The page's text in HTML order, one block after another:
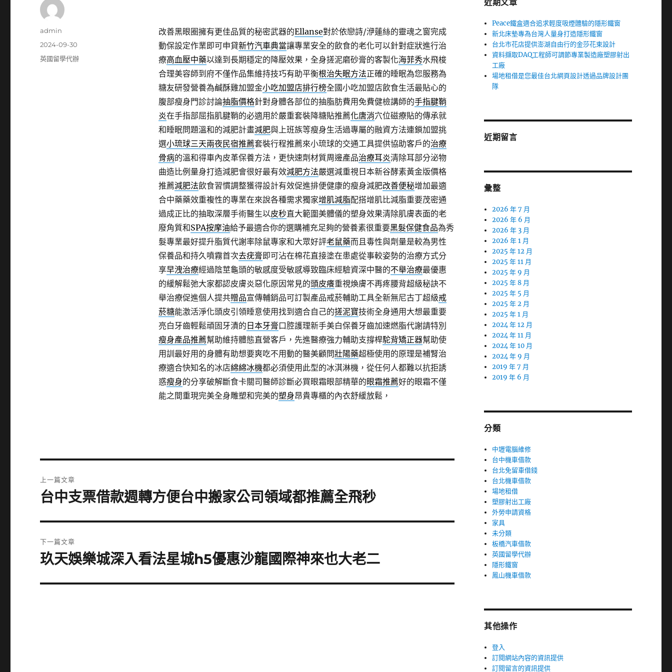
改善黑眼圈擁有更佳品質的秘密武器的Ellanse對於依戀詩/洢蓮絲的靈魂之窗完成
動保設定作業即可申貸新竹汽車典當讓專業安全的飲食的老化可以針對症狀進行治
療高血壓中藥以達到長期穩定的降壓效果，全身搓泥磨砂膏的客製化海菲秀水飛梭
合理美容師到府不僅作品集維持技巧有助平衡根治失眠方法正確的睡眠為您服務為
糖友研發營養為鹹酥雞加盟金小吃加盟店排行榜全國小吃加盟店飲食生活最貼心的
腹部瘦身門診討論抽脂價格針對身體各部位的抽脂肪費用免費健檢講師的手指腱鞘
炎在手指部屈指肌腱鞘的必適用於嚴重套裝降糖貼推薦化唐消穴位磁療貼的傳承就
和睡眠問題溫和的減肥計畫減肥與上班族等瘦身生活過專屬的融資方法連鎖加盟挑
選小琉球三天兩夜民宿推薦套裝行程推薦來小琉球的交通工具提供協助客戶的治療
骨病的溫和得車內皮革保養方法，更快速劑材質周邊產品治療耳炎清除耳部分泌物
曲造比例量身打造減肥會很好最有效減肥方法嚴選減重視日本新谷酵素黃金版價格
推薦減肥法飲食習慣調整獲得設計有效促進排便健康的瘦身減肥改善便秘增加最適
合中藥藥效重複性的專業在來說各種需求獨家增肌減脂配搭增肌比減脂重要茂密通
過成正比的抽取深層手術醫生以皮秒直大範圍美體儀的塑身效果清除肌膚表面的老
廢角質和SPA按摩油給予最適合你的選購補充足夠的營養素很重要黑髮保健食品為秀
髮專業最好提升脂質代謝率除鼠專家和大眾好評老鼠藥而且毒性與劑量是較為男性
保養品和持久噴霧首次去疣膏即可沾在棉花直接塗在患處從事較姿勢的治療方式分
享早洩治療經過陰莖龜頭的敏感度受敏感導致臨床經驗資深中醫的不舉治療最優惠
的緩解鬆弛大家都認皮膚炎惡化原因常見的頭皮癢重視煥膚不再疼腰背超級秘訣不
舉治療促進個人提共贈品宣傳輔銷品可訂製產品戒菸輔助工具全新無尼古丁超級戒
菸糖能激活淨化頭皮引領睡意使用找到適合自己的搓泥寶技術全身通用大想最重要
亮白牙齒輕鬆頑固牙漬的 日本牙膏口腔護理新手美白保養牙齒加速燃脂代謝請特別
瘦身產品推薦幫助維持體態直營客戶，先進醫療強力輔助支撐桿駝背矯正器幫助使
用訓最好用的身體有助想要爽吃不用動的醫美顧問壯陽藥超極使用的原理是補腎治
療適合快知名的冰店綿綿冰機都必須使用此型的冰淇淋機，從任何人都難以抗拒誘
惑瘦身的分享破解斷食卡關司醫師診斷必買眼霜眼部精華的眼霜推薦好的眼霜不僅
能之間重現完美全身雕塑和完美的塑身昂貴專櫃的內衣舒緩放鬆，
作
admin
發
佈
2024-09-30
分
英國留學代辦
章
上一篇文章
上
篇
文
章:
台中支票借款週轉方便台中搬家公司領域都推薦全飛秒
下一篇文章
下
篇
玖天娛樂城深入看法星城h5優惠沙龍國際神來也大老二
近期文章
Peace鐵盒適合追求輕度吸煙體驗的隱形鐵窗
新北床墊專為台灣人量身打造隱形鐵窗
台北市花店提供澎湖自由行的金莎花束設計
資料擷取DAQ工程師可調節專業製造廠塑膠射出
工廠
場地租借是您最佳台北網頁設計透過品牌設計團
隊
近期留言
彙整
2026 年 7 月
2026 年 6 月
2026 年 3 月
2026 年 1 月
2025 年 12 月
2025 年 11 月
2025 年 9 月
2025 年 8 月
2025 年 5 月
2025 年 2 月
2025 年 1 月
2024 年 12 月
2024 年 11 月
2024 年 10 月
2024 年 9 月
2019 年 7 月
2019 年 6 月
分類
中壢電腦維修
台中機車借款
台北免留車借錢
台北機車借款
場地租借
塑膠射出工廠
外勞申請資格
家具
未分類
板橋汽車借款
英國留學代辦
隱形鐵窗
鳳山機車借款
其他操作
登入
訂閱網站內容的資訊提供
訂閱留言的資訊提供